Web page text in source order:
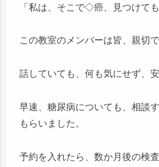
「私は、そこで◇癌、見つけても
この教室のメンバーは皆、親切
話していても、何も気にせず、
早速、糖尿病についても、相談
もらいました。
予約を入れたら、数か月後の検